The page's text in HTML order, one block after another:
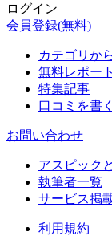
ログイン
会員登録(無料)
カテゴリか
無料レポート
特集記事
口コミを書く
お問い合わせ
アスピック
執筆者一覧
サービス掲
利用規約